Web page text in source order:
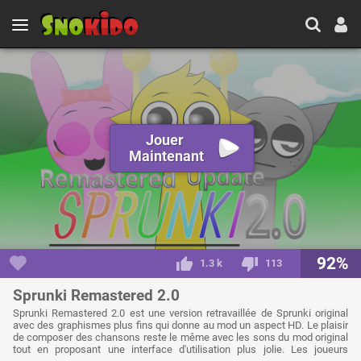
Jouer
Maintenant
1.3 k 113 92%
Sprunki Remastered 2.0
Sprunki Remastered 2.0 est une version retravaillée de Sprunki original
avec des graphismes plus fins qui donne au mod un aspect HD. Le plaisir
de composer des chansons reste le même avec les sons du mod original
tout en proposant une interface d'utilisation plus jolie. Les joueurs